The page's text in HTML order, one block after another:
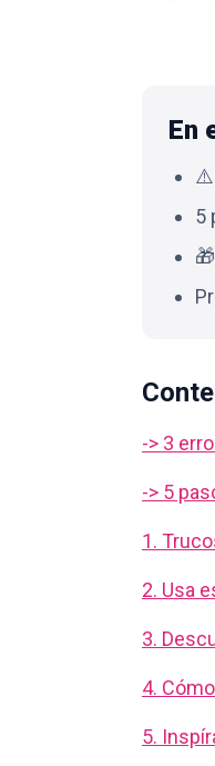
En
⚠️
5
-> 3
-> 5
1.
2. Usa
3.
4.
5.